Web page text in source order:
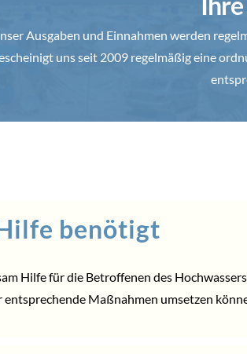
Ausgaben und Einnahmen werden
uns seit 2009 regelmäßig eine
benötigt
Hilfe für die Betroffenen des
entsprechende Maßnahmen umsetzen